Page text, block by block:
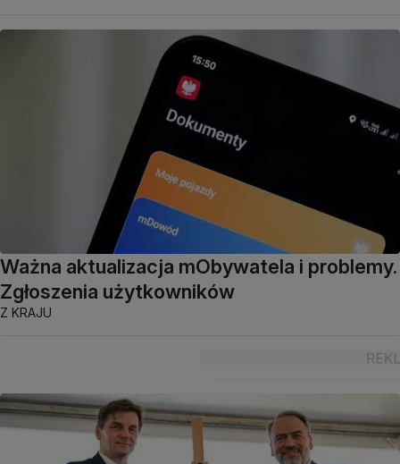
Ważna aktualizacja mObywatela i problemy.
Zgłoszenia użytkowników
Z KRAJU